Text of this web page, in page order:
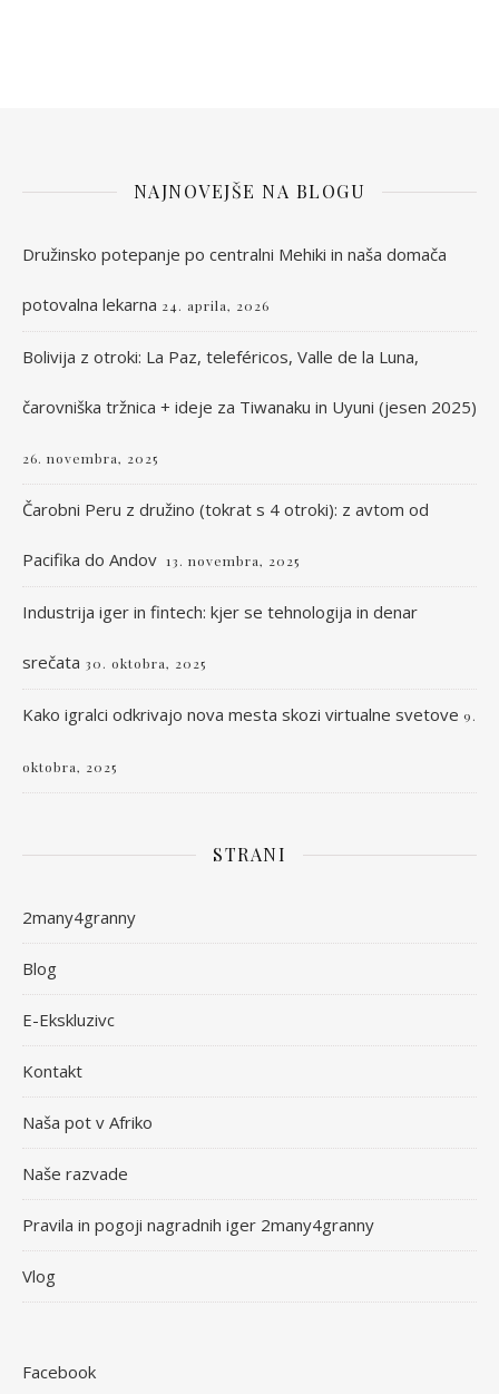
NAJNOVEJŠE NA BLOGU
Družinsko potepanje po centralni Mehiki in naša domača
potovalna lekarna 24. aprila, 2026
Bolivija z otroki: La Paz, teleféricos, Valle de la Luna,
čarovniška tržnica + ideje za Tiwanaku in Uyuni (jesen 2025)
26. novembra, 2025
Čarobni Peru z družino (tokrat s 4 otroki): z avtom od
Pacifika do Andov 13. novembra, 2025
Industrija iger in fintech: kjer se tehnologija in denar
srečata 30. oktobra, 2025
Kako igralci odkrivajo nova mesta skozi virtualne svetove 9.
oktobra, 2025
STRANI
2many4granny
Blog
E-Ekskluzivc
Kontakt
Naša pot v Afriko
Naše razvade
Pravila in pogoji nagradnih iger 2many4granny
Vlog
Facebook